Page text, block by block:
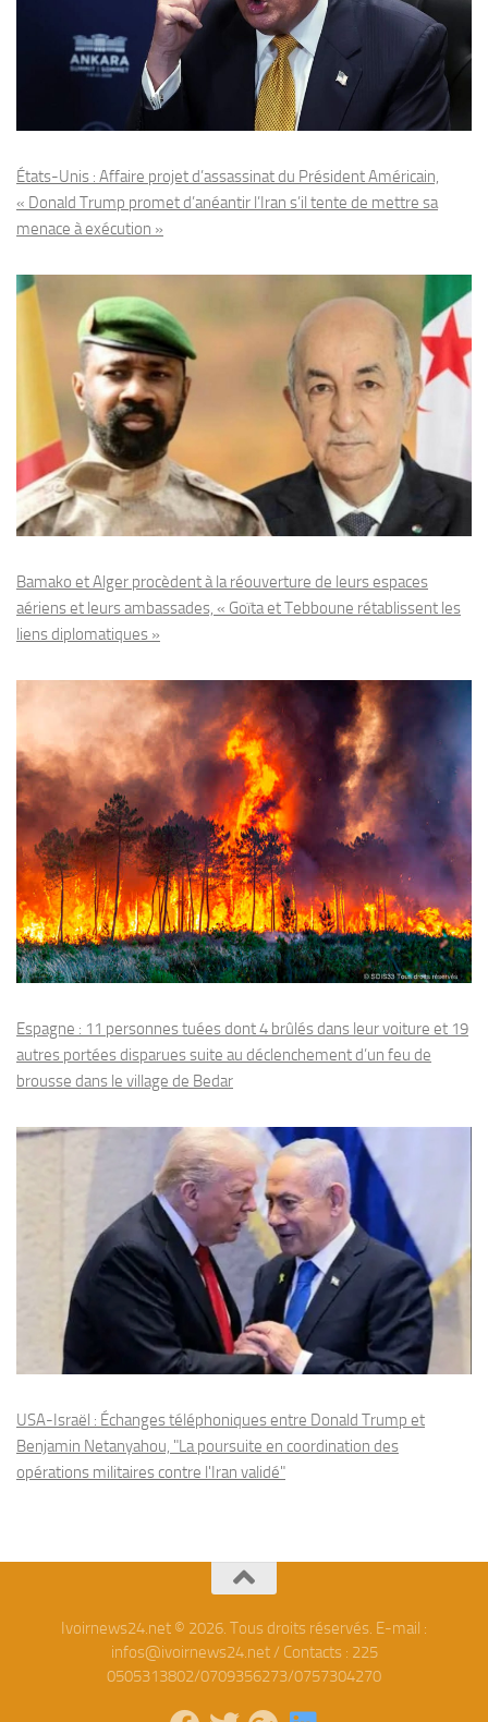
États-Unis : Affaire projet d’assassinat du Président Américain,
« Donald Trump promet d’anéantir l’Iran s’il tente de mettre sa
menace à exécution »
Bamako et Alger procèdent à la réouverture de leurs espaces
aériens et leurs ambassades, « Goïta et Tebboune rétablissent les
liens diplomatiques »
Espagne : 11 personnes tuées dont 4 brûlés dans leur voiture et 19
autres portées disparues suite au déclenchement d’un feu de
brousse dans le village de Bedar
USA-Israël : Échanges téléphoniques entre Donald Trump et
Benjamin Netanyahou, "La poursuite en coordination des
opérations militaires contre l'Iran validé"
Ivoirnews24.net © 2026. Tous droits réservés. E-mail :
infos@ivoirnews24.net / Contacts : 225
0505313802/0709356273/0757304270